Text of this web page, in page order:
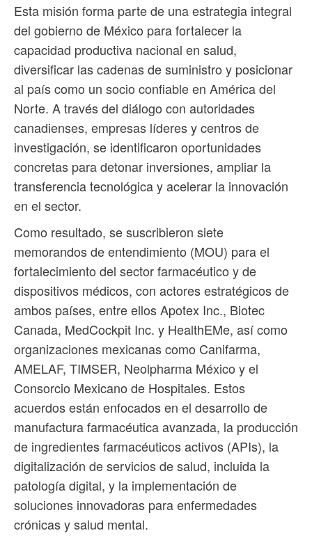
Esta misión forma parte de una estrategia integral
del gobierno de México para fortalecer la
capacidad productiva nacional en salud,
diversificar las cadenas de suministro y posicionar
al país como un socio confiable en América del
Norte. A través del diálogo con autoridades
canadienses, empresas líderes y centros de
investigación, se identificaron oportunidades
concretas para detonar inversiones, ampliar la
transferencia tecnológica y acelerar la innovación
en el sector.
Como resultado, se suscribieron siete
memorandos de entendimiento (MOU) para el
fortalecimiento del sector farmacéutico y de
dispositivos médicos, con actores estratégicos de
ambos países, entre ellos Apotex Inc., Biotec
Canada, MedCockpit Inc. y HealthEMe, así como
organizaciones mexicanas como Canifarma,
AMELAF, TIMSER, Neolpharma México y el
Consorcio Mexicano de Hospitales. Estos
acuerdos están enfocados en el desarrollo de
manufactura farmacéutica avanzada, la producción
de ingredientes farmacéuticos activos (APIs), la
digitalización de servicios de salud, incluida la
patología digital, y la implementación de
soluciones innovadoras para enfermedades
crónicas y salud mental.